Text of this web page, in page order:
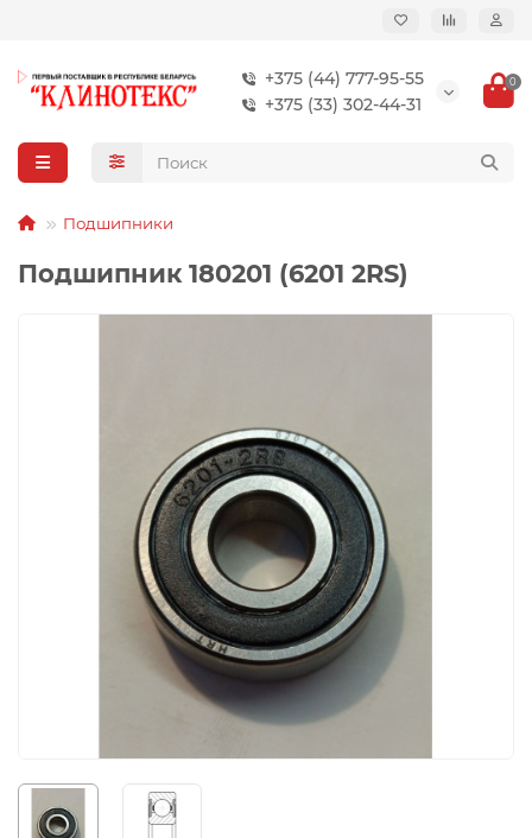
+375 (44) 777-95-55
+375 (33) 302-44-31
0
Подшипники
Подшипник 180201 (6201 2RS)